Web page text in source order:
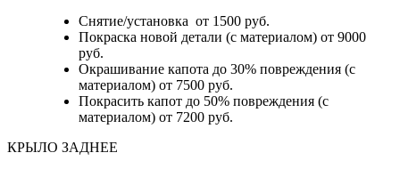
Снятие/установка от 1500 руб.
Покраска новой детали (с материалом) от 9000
руб.
Окрашивание капота до 30% повреждения (с
материалом) от 7500 руб.
Покрасить капот до 50% повреждения (с
материалом) от 7200 руб.
КРЫЛО ЗАДНЕЕ